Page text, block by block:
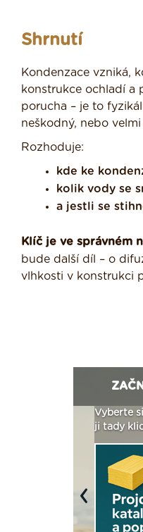
Shrnutí
Kondenzace vzniká,
konstrukce ochladí a
porucha – je to
neškodný, nebo
Rozhoduje:
kde ke
kolik vody se
a jestli se
Klíč je ve správném
bude další díl – o
vlhkosti v konstrukci
Vyberte
ji tady
Previous